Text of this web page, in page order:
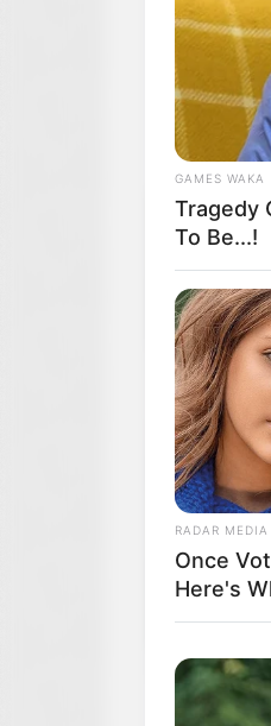
GAMES WAKA
Tragedy
To Be...!
RADAR MEDIA
Once
Here's